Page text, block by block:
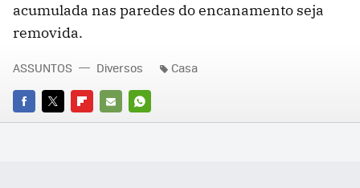
acumulada nas paredes do encanamento seja
removida.
FACEBOOK
TWITTERFLIPBOARD
E-
WHATSAPP
ASSUNTOS Diversos Casa